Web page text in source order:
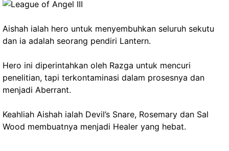
Aishah ialah hero untuk menyembuhkan seluruh sekutu
dan ia adalah seorang pendiri Lantern.
Hero ini diperintahkan oleh Razga untuk mencuri
penelitian, tapi terkontaminasi dalam prosesnya dan
menjadi Aberrant.
Keahliah Aishah ialah Devil’s Snare, Rosemary dan Sal
Wood membuatnya menjadi Healer yang hebat.